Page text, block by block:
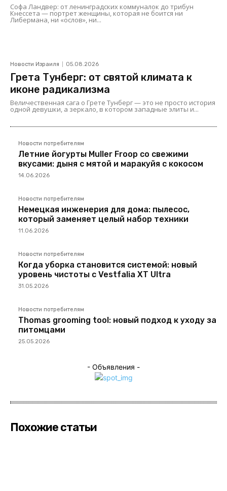
Софа Ландвер: от ленинградских коммуналок до трибун
Кнессета — портрет женщины, которая не боится ни
Либермана, ни «ослов», ни...
Новости Израиля 05.08.2026
Грета Тунберг: от святой климата к
иконе радикализма
Величественная сага о Грете Тунберг — это не просто история
одной девушки, а зеркало, в котором западные элиты и...
Новости потребителям
Летние йогурты Muller Froop со свежими
вкусами: дыня с мятой и маракуйя с кокосом
14.06.2026
Новости потребителям
Немецкая инженерия для дома: пылесос,
который заменяет целый набор техники
11.06.2026
Новости потребителям
Когда уборка становится системой: новый
уровень чистоты с Vestfalia XT Ultra
31.05.2026
Новости потребителям
Thomas grooming tool: новый подход к уходу за
питомцами
25.05.2026
- Объявления -
Похожие статьи